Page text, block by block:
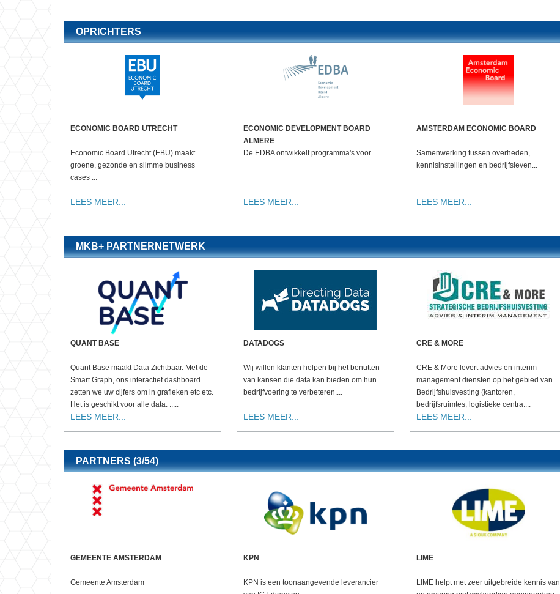
OPRICHTERS
ECONOMIC BOARD UTRECHT
Economic Board Utrecht (EBU) maakt
groene, gezonde en slimme business
cases ...
LEES MEER...
ECONOMIC DEVELOPMENT BOARD
ALMERE
De EDBA ontwikkelt programma's voor...
LEES MEER...
AMSTERDAM ECONOMIC BOARD
Samenwerking tussen overheden,
kennisinstellingen en bedrijfsleven...
LEES MEER...
MKB+ PARTNERNETWERK
QUANT BASE
Quant Base maakt Data Zichtbaar. Met de
Smart Graph, ons interactief dashboard
zetten we uw cijfers om in grafieken etc etc.
Het is geschikt voor alle data. .....
LEES MEER...
DATADOGS
Wij willen klanten helpen bij het benutten
van kansen die data kan bieden om hun
bedrijfvoering te verbeteren....
LEES MEER...
CRE & MORE
CRE & More levert advies en interim
management diensten op het gebied van
Bedrijfshuisvesting (kantoren,
bedrijfsruimtes, logistieke centra....
LEES MEER...
PARTNERS (3/54)
GEMEENTE AMSTERDAM
Gemeente Amsterdam
KPN
KPN is een toonaangevende leverancier
LIME
LIME helpt met zeer uitgebreide kennis van